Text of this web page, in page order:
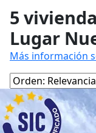
5
Lugar
Más información